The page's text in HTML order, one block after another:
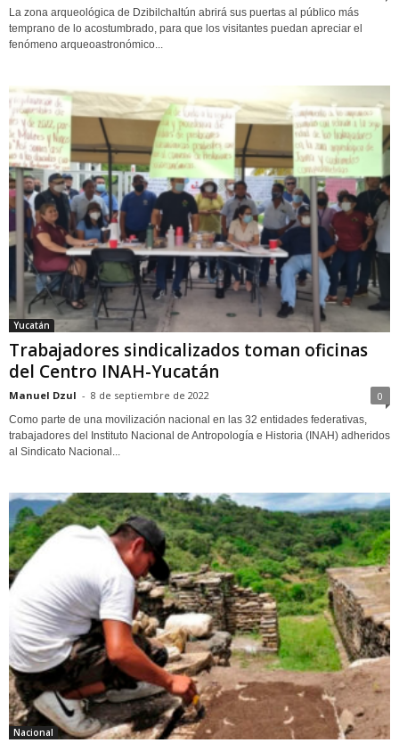
La zona arqueológica de Dzibilchaltún abrirá sus puertas al público más
temprano de lo acostumbrado, para que los visitantes puedan apreciar el
fenómeno arqueoastronómico...
Yucatán
Trabajadores sindicalizados toman oficinas
del Centro INAH-Yucatán
Manuel Dzul - 8 de septiembre de 2022 0
Como parte de una movilización nacional en las 32 entidades federativas,
trabajadores del Instituto Nacional de Antropología e Historia (INAH) adheridos
al Sindicato Nacional...
Nacional